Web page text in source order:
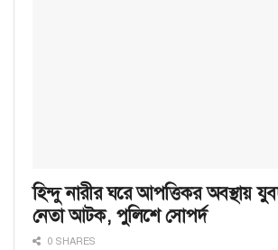
হিন্দু নারীর ঘরে আপত্তিকর অবস্থায়
নেতা আটক, পুলিশে সোপর্দ
0 SHARES